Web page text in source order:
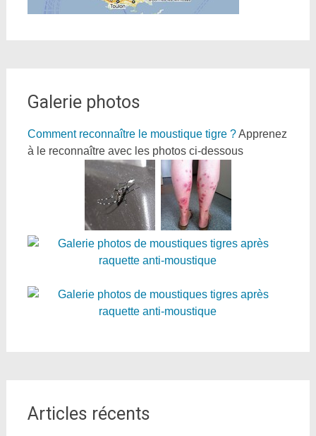
Galerie photos
Comment reconnaître le moustique tigre ?Apprenez
à le reconnaître avec les photos ci-dessous
Articles récents